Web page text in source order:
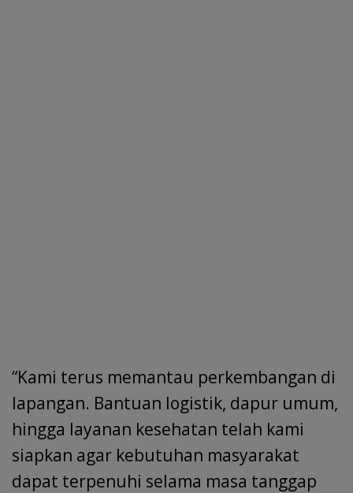
“Kami terus memantau perkembangan di
lapangan. Bantuan logistik, dapur umum,
hingga layanan kesehatan telah kami
siapkan agar kebutuhan masyarakat
dapat terpenuhi selama masa tanggap